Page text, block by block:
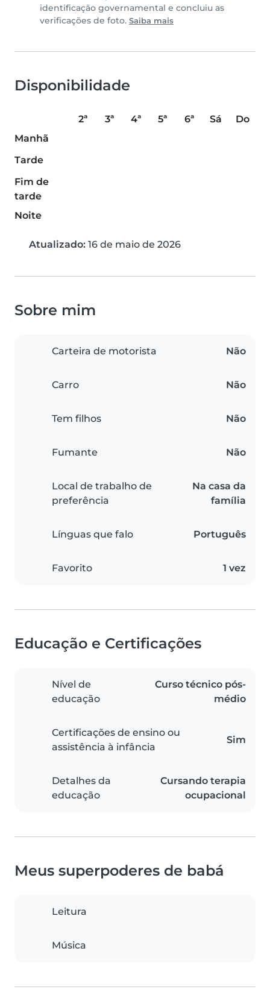
identificação governamental e concluiu as
verificações de foto. Saiba mais
Disponibilidade
2ª 3ª 4ª 5ª 6ª Sá
Do
Manhã
Tarde
Fim de
tarde
Noite
Atualizado: 16 de maio de 2026
Sobre mim
Carteira de motorista Não
Carro Não
Tem filhos Não
Fumante Não
Local de trabalho de
preferência
Na casa da
família
Línguas que falo Português
Favorito 1 vez
Educação e Certificações
Nível de
educação
Curso técnico pós-
médio
Certificações de ensino ou
assistência à infância
Sim
Detalhes da
educação
Cursando terapia
ocupacional
Meus superpoderes de babá
Leitura
Música